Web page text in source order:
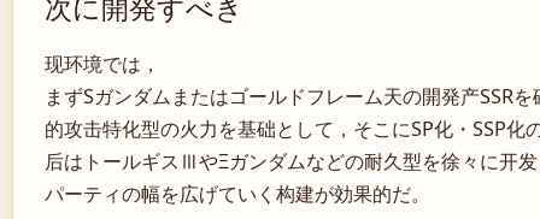
次に開発すべき
现环境では，
まずSガンダムまたはゴールドフレーム天の開発产SSR
的攻击特化型の火力を基础として，そこにSP化・SSP化
后はトールギスⅢやΞガンダムなどの耐久型を徐々に开
パーティの幅を広げていく构建が効果的だ。